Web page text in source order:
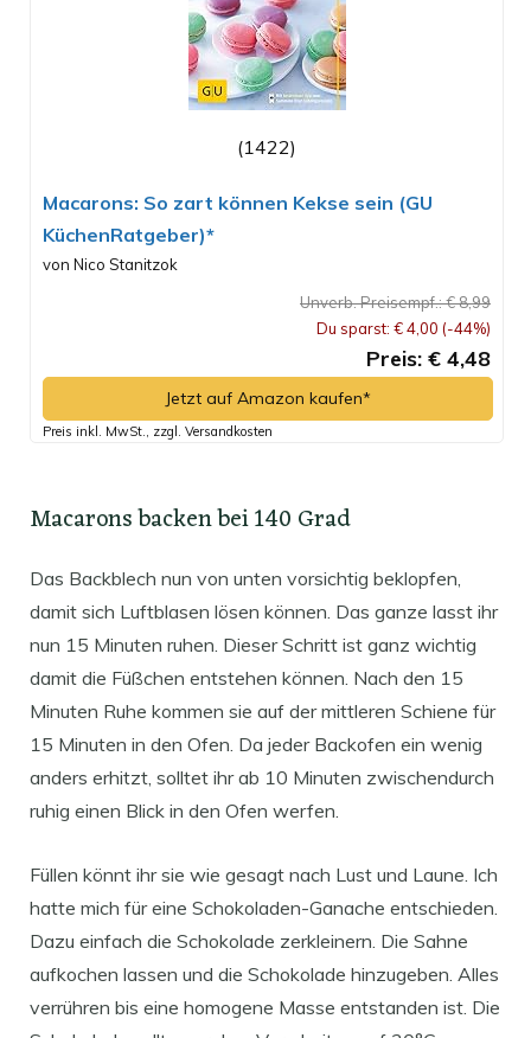
(1422)
Macarons: So zart können Kekse sein (GU
KüchenRatgeber)*
von Nico Stanitzok
Unverb. Preisempf.: € 8,99
Du sparst: € 4,00 (-44%)
Preis: € 4,48
Jetzt auf Amazon kaufen*
Preis inkl. MwSt., zzgl. Versandkosten
Macarons backen bei 140 Grad
Das Backblech nun von unten vorsichtig beklopfen,
damit sich Luftblasen lösen können. Das ganze lasst ihr
nun 15 Minuten ruhen. Dieser Schritt ist ganz wichtig
damit die Füßchen entstehen können. Nach den 15
Minuten Ruhe kommen sie auf der mittleren Schiene für
15 Minuten in den Ofen. Da jeder Backofen ein wenig
anders erhitzt, solltet ihr ab 10 Minuten zwischendurch
ruhig einen Blick in den Ofen werfen.
Füllen könnt ihr sie wie gesagt nach Lust und Laune. Ich
hatte mich für eine Schokoladen-Ganache entschieden.
Dazu einfach die Schokolade zerkleinern. Die Sahne
aufkochen lassen und die Schokolade hinzugeben. Alles
verrühren bis eine homogene Masse entstanden ist. Die